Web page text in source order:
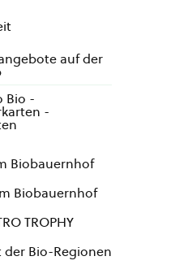
auf der
Bio -
-
Biobauernhof
Biobauernhof
TROPHY
der Bio-Regionen